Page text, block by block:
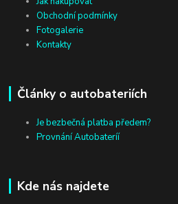
Obchodní podmínky
Fotogalerie
Kontakty
Články o autobateriích
Je bezbečná platba předem?
Provnání Autobateríí
Kde nás najdete